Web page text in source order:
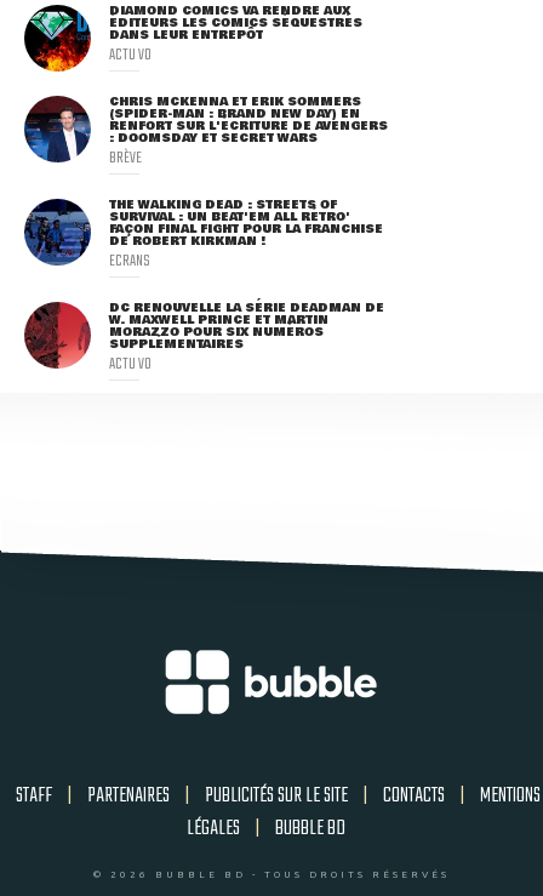
DIAMOND COMICS VA RENDRE AUX
ÉDITEURS LES COMICS SÉQUESTRÉS
DANS LEUR ENTREPÔT
ACTU VO
CHRIS MCKENNA ET ERIK SOMMERS
(SPIDER-MAN : BRAND NEW DAY) EN
RENFORT SUR L'ÉCRITURE DE AVENGERS
: DOOMSDAY ET SECRET WARS
BRÈVE
THE WALKING DEAD : STREETS OF
SURVIVAL : UN BEAT'EM ALL RÉTRO'
FAÇON FINAL FIGHT POUR LA FRANCHISE
DE ROBERT KIRKMAN !
ECRANS
DC RENOUVELLE LA SÉRIE DEADMAN DE
W. MAXWELL PRINCE ET MARTIN
MORAZZO POUR SIX NUMÉROS
SUPPLÉMENTAIRES
ACTU VO
STAFF | PARTENAIRES | PUBLICITÉS SUR LE SITE | CONTACTS | MENTIONS
LÉGALES | BUBBLE BD
© 2026 BUBBLE BD - TOUS DROITS RÉSERVÉS